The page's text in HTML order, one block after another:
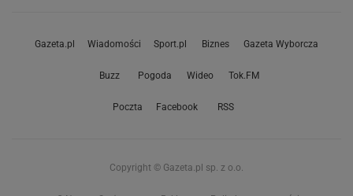
Gazeta.pl Wiadomości Sport.pl Biznes Gazeta Wyborcza
Buzz Pogoda Wideo Tok.FM
Poczta Facebook RSS
Copyright © Gazeta.pl sp. z o.o.